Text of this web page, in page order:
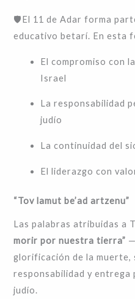
🛡️El 11 de Adar forma
educativo betarí. En esta
El compromiso con
Israel
La responsabilidad
judío
La continuidad del
El liderazgo con
“Tov lamut be’ad artzenu”
Las palabras atribuidas a
morir por nuestra tierra”
glorificación de la muerte,
responsabilidad y
judío.